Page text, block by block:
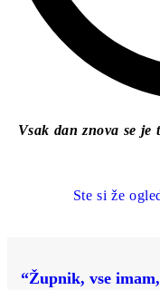
Vsak dan znova se
Ste si že
“Župnik, vse